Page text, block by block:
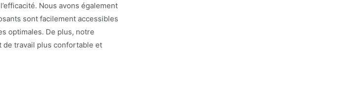
Nous avons également
sont facilement accessibles
optimales. De plus, notre
de travail plus confortable et